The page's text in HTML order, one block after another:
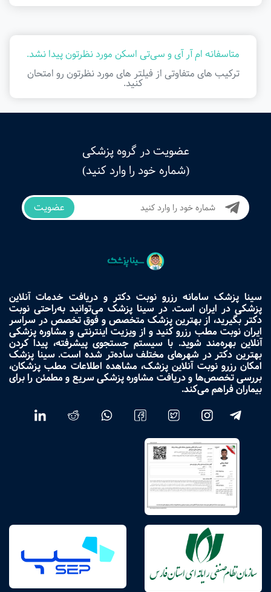
متاسفانه ام آر آی و سی‌تی اسکن مورد نظرتون پیدا نشد.
ترکیب های متفاوتی از فیلتر ‌های مورد نظرتون رو امتحان
کنید.
عضویت در گروه پزشکی
(شماره خود را وارد کنید)
عضویت
سینا پزشک سامانه رزرو نوبت دکتر و دریافت خدمات آنلاین
پزشکی در ایران است. در سینا پزشک می‌توانید به‌راحتی نوبت
دکتر بگیرید، از بهترین پزشک متخصص و فوق تخصص در سراسر
ایران نوبت مطب رزرو کنید و از ویزیت اینترنتی و مشاوره پزشکی
آنلاین بهره‌مند شوید. با سیستم جستجوی پیشرفته، پیدا کردن
بهترین دکتر در شهرهای مختلف ساده‌تر شده است. سینا پزشک
امکان رزرو نوبت آنلاین پزشک، مشاهده اطلاعات مطب پزشکان،
بررسی تخصص‌ها و دریافت مشاوره پزشکی سریع و مطمئن را برای
بیماران فراهم می‌کند.